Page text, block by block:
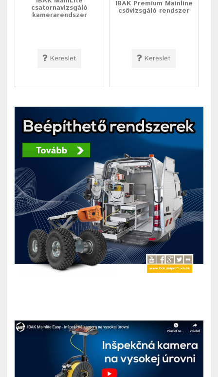
csatornavizsgáló
kamerarendszer
Kereslet
IBAK Premium Mainline
csővizsgáló rendszer
Kereslet